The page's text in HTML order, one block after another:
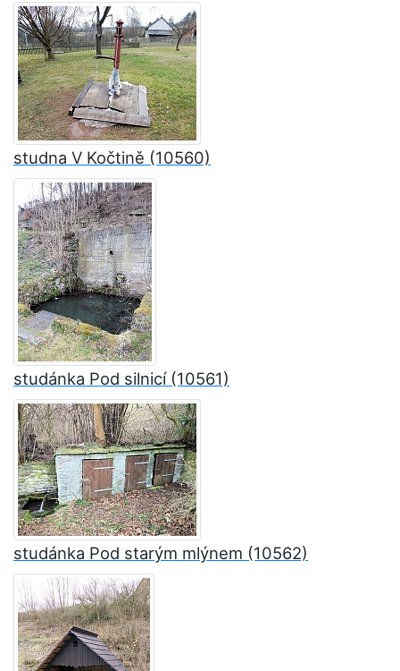
studna V Kočtině (10560)
studánka Pod silnicí (10561)
studánka Pod starým mlýnem (10562)